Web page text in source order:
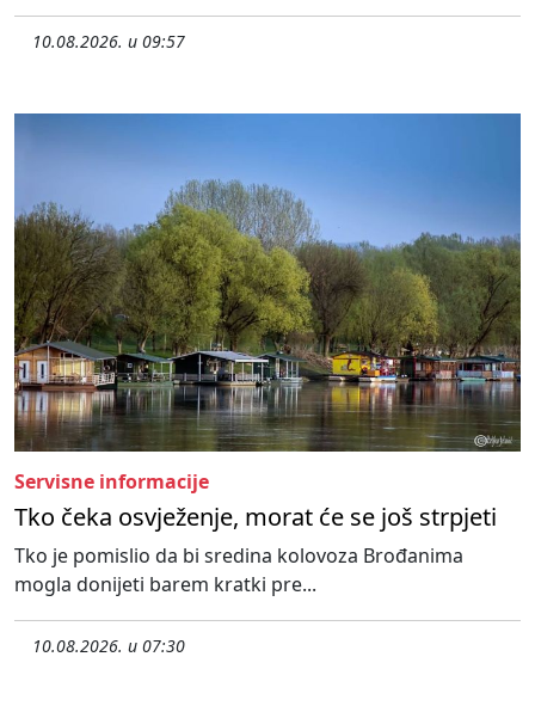
10.08.2026. u 09:57
Servisne informacije
Tko čeka osvježenje, morat će se još strpjeti
Tko je pomislio da bi sredina kolovoza Brođanima
mogla donijeti barem kratki pre...
10.08.2026. u 07:30